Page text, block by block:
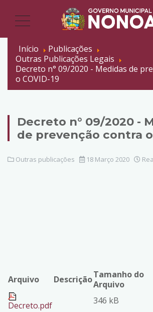
Início
Publicações
Outras Publicações Legais
Decreto n° 09/2020 - Medidas de
o COVID-19
Decreto n° 09/2020 -
de prevenção contra o
Outras publicações 18 Março 2020
Arquivo DescriçãoTamanho do
Arquivo
Decreto.pdf
346 kB